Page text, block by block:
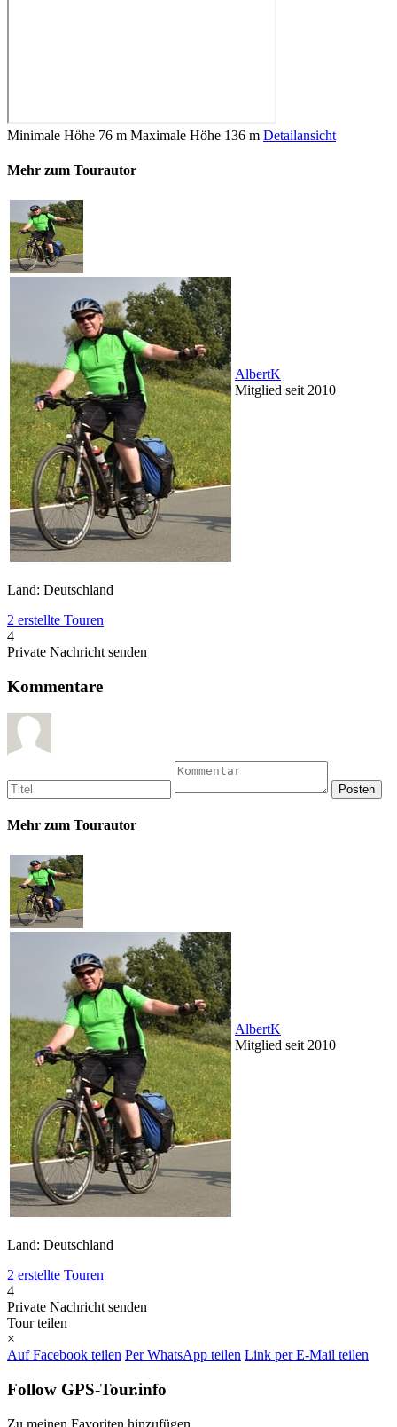
Minimale Höhe 76 m Maximale Höhe 136 m Detailansicht
Mehr zum Tourautor
AlbertK
Mitglied seit 2010
Land: Deutschland
2 erstellte Touren
4
Private Nachricht senden
Kommentare
Mehr zum Tourautor
AlbertK
Mitglied seit 2010
Land: Deutschland
2 erstellte Touren
4
Private Nachricht senden
Tour teilen
×
Auf Facebook teilen Per WhatsApp teilen Link per E-Mail teilen
Follow GPS-Tour.info
Zu meinen Favoriten hinzufügen